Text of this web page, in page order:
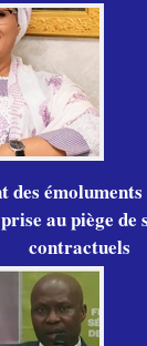
des
au piège de
contractuels